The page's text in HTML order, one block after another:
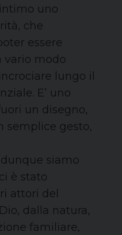
uno
che
essere
vario modo
lungo il
E’ uno
un disegno,
semplice gesto,
siamo
è stato
attori del
dalla natura,
familiare,